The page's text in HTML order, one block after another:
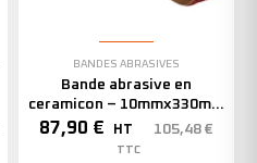
BANDES ABRASIVES
Bande abrasive en
ceramicon – 10mmx330mm
– Grain 40 – 333001 (x50)
87,90 € HT 105,48 €
TTC